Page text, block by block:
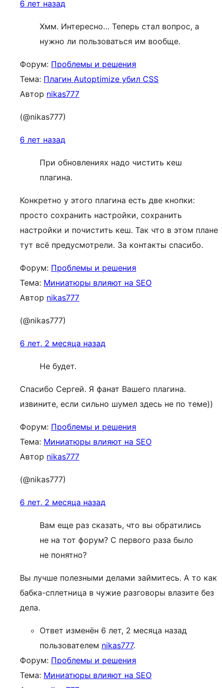
6 лет назад
Хмм. Интересно… Теперь стал вопрос, а
нужно ли пользоваться им вообще.
Форум: Проблемы и решения
Тема: Плагин Autoptimize убил CSS
Автор nikas777
(@nikas777)
6 лет назад
При обновлениях надо чистить кеш
плагина.
Конкретно у этого плагина есть две кнопки:
просто сохранить настройки, сохранить
настройки и почистить кеш. Так что в этом плане
тут всё предусмотрели. За контакты спасибо.
Форум: Проблемы и решения
Тема: Миниатюры влияют на SEO
Автор nikas777
(@nikas777)
6 лет, 2 месяца назад
Не будет.
Спасибо Сергей. Я фанат Вашего плагина.
извините, если сильно шумел здесь не по теме))
Форум: Проблемы и решения
Тема: Миниатюры влияют на SEO
Автор nikas777
(@nikas777)
6 лет, 2 месяца назад
Вам еще раз сказать, что вы обратились
не на тот форум? С первого раза было
не понятно?
Вы лучше полезными делами займитесь. А то как
бабка-сплетница в чужие разговоры влазите без
дела.
Ответ изменён 6 лет, 2 месяца назад
пользователем nikas777.
Форум: Проблемы и решения
Тема: Миниатюры влияют на SEO